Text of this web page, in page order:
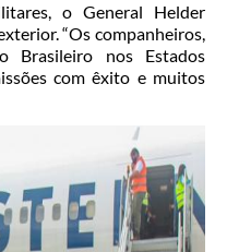
o General Helder
“Os companheiros,
Brasileiro nos Estados
com êxito e muitos